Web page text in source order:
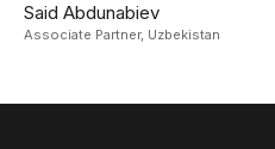
Said Abdunabiev
Associate Partner, Uzbekistan